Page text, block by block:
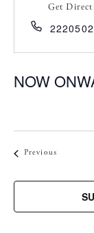
Get
NOW
l
e
t
Previous